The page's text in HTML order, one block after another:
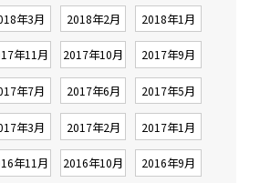
年3月 2018年2月 2018年1月
年11月 2017年10月 2017年9月
年7月 2017年6月 2017年5月
年3月 2017年2月 2017年1月
年11月 2016年10月 2016年9月